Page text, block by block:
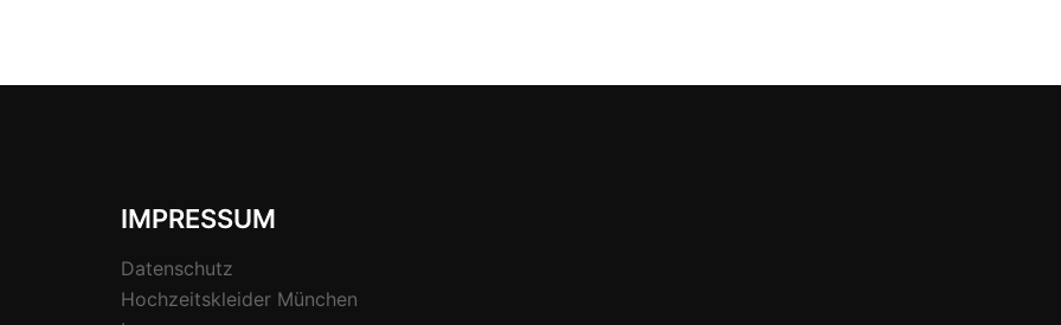
IMPRESSUM
Datenschutz
Hochzeitskleider München